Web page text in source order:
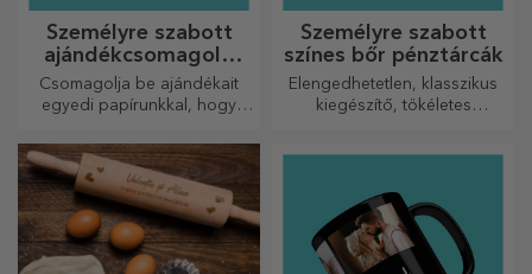
Személyre szabott
ajándékcsomagoló
papír
Csomagolja be ajándékait
egyedi papírunkkal, hogy
őket.
Személyre szabott
színes bőr pénztárcák
Elengedhetetlen, klasszikus
kiegészítő, tökéletes